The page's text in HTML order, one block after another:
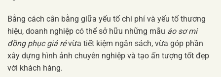
Bằng cách cân bằng giữa yếu tố chi phí và yếu tố thương
hiệu, doanh nghiệp có thể sở hữu những mẫu áo sơ mi
đồng phục giá rẻvừa tiết kiệm ngân sách, vừa góp phần
xây dựng hình ảnh chuyên nghiệp và tạo ấn tượng tốt đẹp
với khách hàng.